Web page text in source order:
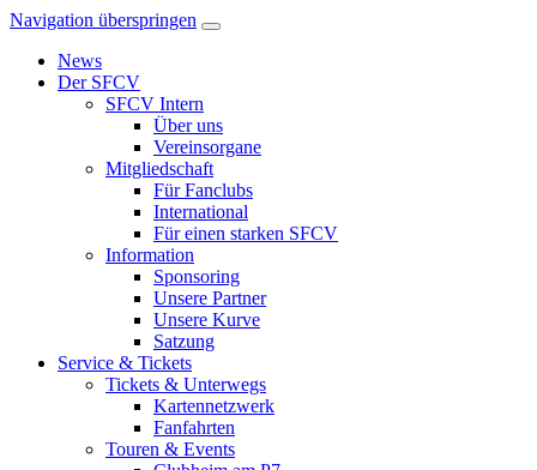
Navigation überspringen
News
Der SFCV
SFCV Intern
Über uns
Vereinsorgane
Mitgliedschaft
Für Fanclubs
International
Für einen starken SFCV
Information
Sponsoring
Unsere Partner
Unsere Kurve
Satzung
Service & Tickets
Tickets & Unterwegs
Kartennetzwerk
Fanfahrten
Touren & Events